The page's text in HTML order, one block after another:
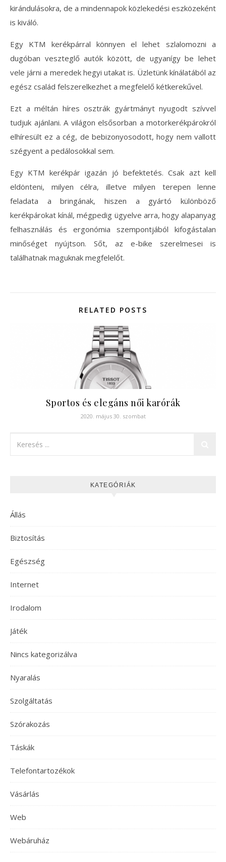
kirándulásokra, de a mindennapok közlekedési eszközeként
is kiváló.
Egy KTM kerékpárral könnyen el lehet szlalomozni a
dugóban veszteglő autók között, de ugyanígy be lehet
vele járni a meredek hegyi utakat is. Üzletünk kínálatából az
egész család felszerelkezhet a megfelelő kétkerekűvel.
Ezt a méltán híres osztrák gyártmányt nyugodt szívvel
tudjuk ajánlani. A világon elsősorban a motorkerékpárokról
elhíresült ez a cég, de bebizonyosodott, hogy nem vallott
szégyent a pedálosokkal sem.
Egy KTM kerékpár igazán jó befektetés. Csak azt kell
eldönteni, milyen célra, illetve milyen terepen lenne
feladata a bringának, hiszen a gyártó különböző
kerékpárokat kínál, mégpedig ügyelve arra, hogy alapanyag
felhasználás és ergonómia szempontjából kifogástalan
minőséget nyújtson. Sőt, az e-bike szerelmesei is
találhatnak maguknak megfelelőt.
RELATED POSTS
Sportos és elegáns női karórák
2020. május 30. szombat
KATEGÓRIÁK
Állás
Biztosítás
Egészség
Internet
Irodalom
Játék
Nincs kategorizálva
Nyaralás
Szolgáltatás
Szórakozás
Táskák
Telefontartozékok
Vásárlás
Web
Webáruház